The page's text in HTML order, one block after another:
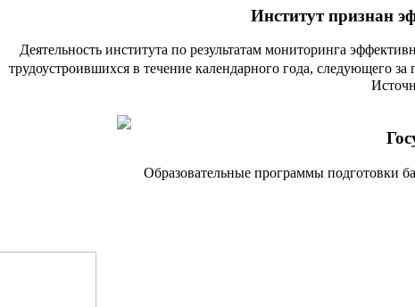
Институт признан
Деятельность института по результатам мониторинга
трудоустроившихся в течение календарного года, следующего
Образовательные программы подготовки